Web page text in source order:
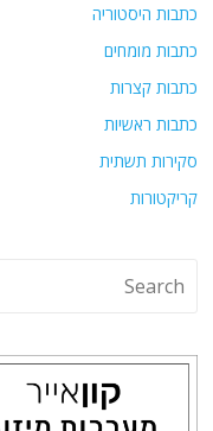
כתבות היסטוריה
כתבות מומחים
כתבות קצרות
כתבות ראשיות
סקירות תשתית
קריקטורות